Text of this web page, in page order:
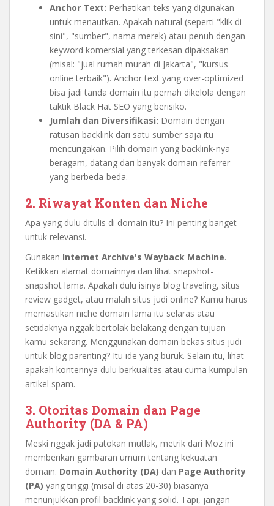
Anchor Text: Perhatikan teks yang digunakan
untuk menautkan. Apakah natural (seperti "klik di
sini", "sumber", nama merek) atau penuh dengan
keyword komersial yang terkesan dipaksakan
(misal: "jual rumah murah di Jakarta", "kursus
online terbaik"). Anchor text yang over-optimized
bisa jadi tanda domain itu pernah dikelola dengan
taktik Black Hat SEO yang berisiko.
Jumlah dan Diversifikasi: Domain dengan
ratusan backlink dari satu sumber saja itu
mencurigakan. Pilih domain yang backlink-nya
beragam, datang dari banyak domain referrer
yang berbeda-beda.
2. Riwayat Konten dan Niche
Apa yang dulu ditulis di domain itu? Ini penting banget
untuk relevansi.
Gunakan Internet Archive's Wayback Machine.
Ketikkan alamat domainnya dan lihat snapshot-
snapshot lama. Apakah dulu isinya blog traveling, situs
review gadget, atau malah situs judi online? Kamu harus
memastikan niche domain lama itu selaras atau
setidaknya nggak bertolak belakang dengan tujuan
kamu sekarang. Menggunakan domain bekas situs judi
untuk blog parenting? Itu ide yang buruk. Selain itu, lihat
apakah kontennya dulu berkualitas atau cuma kumpulan
artikel spam.
3. Otoritas Domain dan Page
Authority (DA & PA)
Meski nggak jadi patokan mutlak, metrik dari Moz ini
memberikan gambaran umum tentang kekuatan
domain. Domain Authority (DA) dan Page Authority
(PA) yang tinggi (misal di atas 20-30) biasanya
menunjukkan profil backlink yang solid. Tapi, jangan